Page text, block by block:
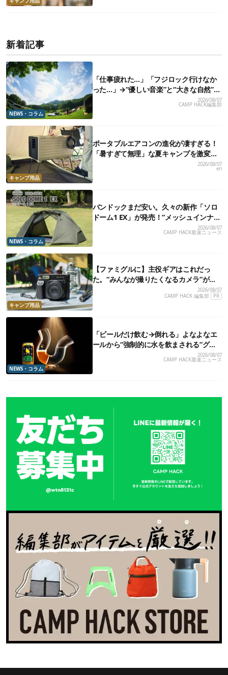
新着記事
NEWS・コラム
「仕事疲れた…」「フジロック行けなか
った…」→“優しい音楽”と“大きな自然”で
2026/08/07
CAMP HACK編集部
キャンプ用品
ポータブルエアコンの進化が凄すぎる！
「暑すぎて無理」な夏キャンプを激変さ
2026/08/07
eri
NEWS・コラム
バンドックまだ安い。久々の新作「ソロ
ドーム1 EX」が発売！“メッシュインナ
ー”だけでも使えるよ【防災も◎】2026/08/07
CAMP HACK最速ニュース
キャンプ用品
【ファミグルに】主役ギアはこれだっ
た。“みんなが撮りたくなるカメラ”が楽
しすぎる！
2026/08/07
CAMP HACK 編集部
PR
NEWS・コラム
「ビールだけ飲む→倒れる」よなよなエ
ールから“強制的に水を飲まされる”グラ
2026/08/07
CAMP HACK最速ニュース